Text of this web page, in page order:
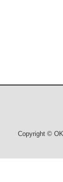
Copyright ©